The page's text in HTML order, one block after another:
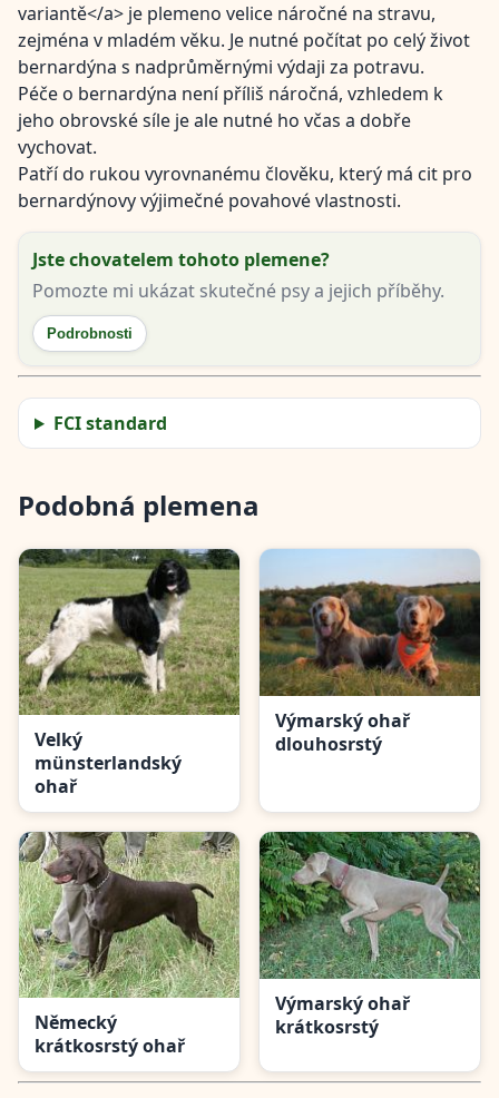
variantě</a> je plemeno velice náročné na stravu,
zejména v mladém věku. Je nutné počítat po celý život
bernardýna s nadprůměrnými výdaji za potravu.
Péče o bernardýna není příliš náročná, vzhledem k
jeho obrovské síle je ale nutné ho včas a dobře
vychovat.
Patří do rukou vyrovnanému člověku, který má cit pro
bernardýnovy výjimečné povahové vlastnosti.
Jste chovatelem tohoto plemene?
Pomozte mi ukázat skutečné psy a jejich příběhy.
Podrobnosti
FCI standard
Podobná plemena
Velký
münsterlandský
ohař
Výmarský ohař
dlouhosrstý
Německý
krátkosrstý ohař
Výmarský ohař
krátkosrstý